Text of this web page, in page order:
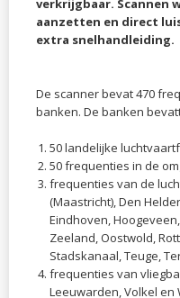
verkrijgbaar. Scannen
aanzetten en direct
extra snelhandleiding.
De scanner bevat 470
banken. De banken
50 landelijke
50 frequenties in de
frequenties van de
(Maastricht), Den
Eindhoven,
Zeeland, Oostwold,
Stadskanaal, Teuge,
frequenties van
Leeuwarden, Volkel en